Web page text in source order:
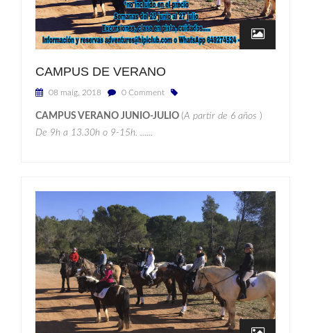
CAMPUS DE VERANO
08 maig, 2018 0 Comment
CAMPUS VERANO JUNIO-JULIO (A partir de 6 años )
De 9h a 13.30h o 9-15h. ......